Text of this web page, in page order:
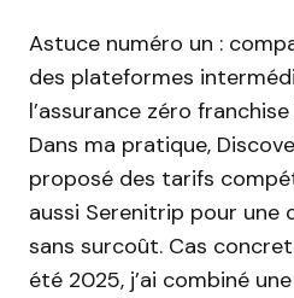
Astuce numéro un :
des plateformes
l’assurance zéro
Dans ma pratique,
proposé des tarifs
aussi Serenitrip pour
sans surcoût. Cas
été 2025, j’ai combiné